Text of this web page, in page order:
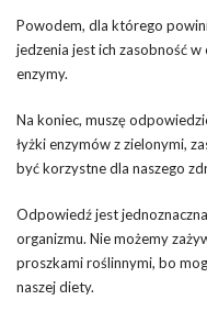
Powodem, dla którego
jedzenia jest ich zasobność
enzymy.
Na koniec, muszę
łyżki enzymów z zielonymi,
być korzystne dla naszego
Odpowiedź jest
organizmu. Nie możemy
proszkami roślinnymi, bo
naszej diety.